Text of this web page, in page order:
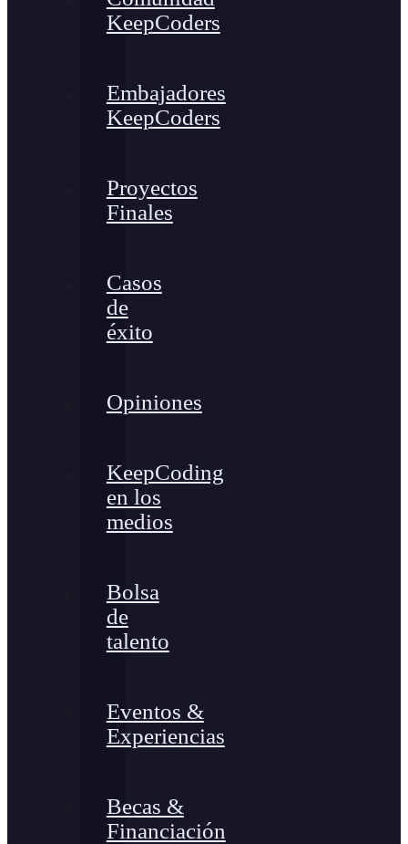
KeepCoders
Embajadores
KeepCoders
Proyectos
Finales
Casos
de
éxito
Opiniones
KeepCoding
en los
medios
Bolsa
de
talento
Eventos &
Experiencias
Becas &
Financiación